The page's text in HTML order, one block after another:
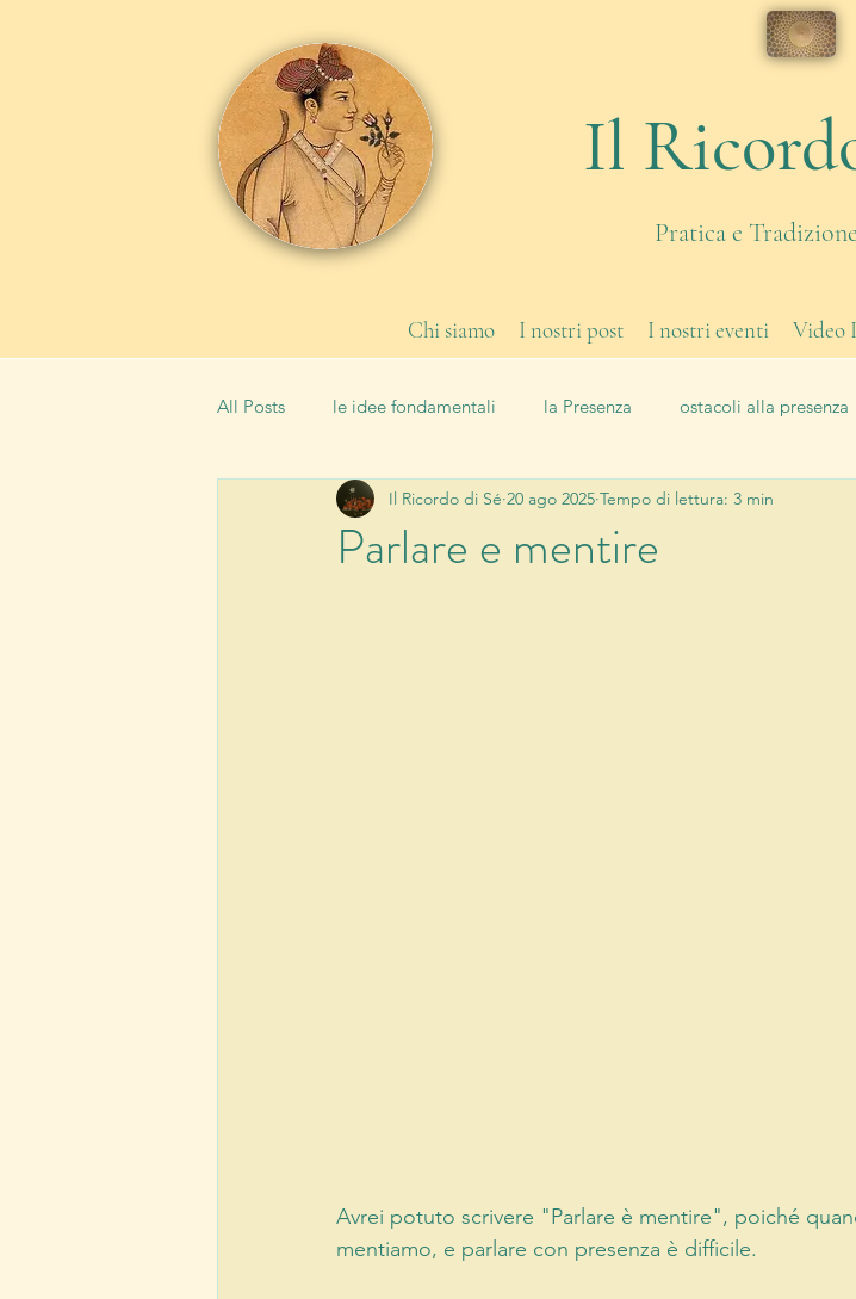
Il
Pratica e
Chi siamo I nostri post I nostri eventi Video
All Posts le idee fondamentali la Presenza ostacoli alla presenza
la Scuola tipi di corpo eventi Il Lavoro
Parlare e mentire
Il Ricordo di Sé 20 ago 2025 Tempo di lettura: 3 min
Avrei potuto scrivere "Parlare è mentire", poiché
mentiamo, e parlare con presenza è difficile.